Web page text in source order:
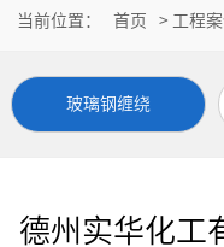
当前位置： 首页 > 工程案
玻璃钢缠绕
德州实华化工